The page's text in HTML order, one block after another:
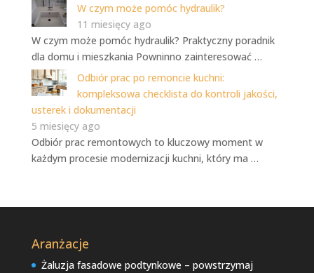
W czym może pomóc hydraulik?
11 miesięcy ago
W czym może pomóc hydraulik? Praktyczny poradnik
dla domu i mieszkania Powninno zainteresować …
Odbiór prac po remoncie kuchni:
kompleksowa checklista do kontroli jakości,
usterek i dokumentacji
5 miesięcy ago
Odbiór prac remontowych to kluczowy moment w
każdym procesie modernizacji kuchni, który ma …
Aranżacje
Żaluzja fasadowe podtynkowe – powstrzymaj